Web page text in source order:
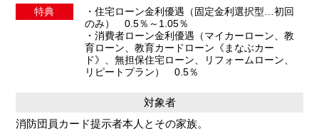
特典
・住宅ローン金利優遇（固定金利選択型…初回
のみ） 0.5％～1.05％
・消費者ローン金利優遇（マイカーローン、教
育ローン、教育カードローン《まなぶカー
ド》、無担保住宅ローン、リフォームローン、
リピートプラン） 0.5％
対象者
消防団員カード提示者本人とその家族。